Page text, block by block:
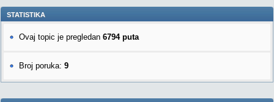
STATISTIKA
Ovaj topic je pregledan 6794 puta
Broj poruka: 9